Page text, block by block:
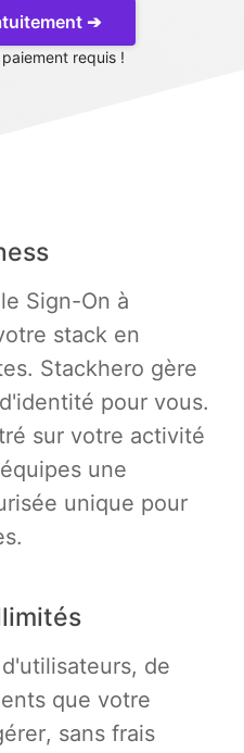
➔
requis !
Sign-On à
stack en
Stackhero gère
pour vous.
sur votre activité
une
unique pour
de
que votre
sans frais